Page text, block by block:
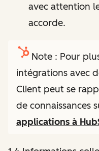
avec attention
accorde.
Note : Pour
intégrations avec
Client peut se
de connaissances
applications à